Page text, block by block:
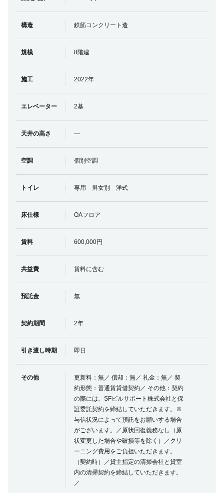
構造 鉄筋コンクリート造
規模 8階建
施工 2022年
エレベーター 2基
天井の高さ ―
空調 個別空調
トイレ 専用 男女別 洋式
床仕様 OAフロア
賃料 600,000円
共益費 賃料に含む
預託金 無
契約期間 2年
引き渡し時期 即日
その他
更新料：無／ 償却：無／ 礼金：無／ 契
約形態：普通賃貸借契約／ その他：契約
の際には、SFビルサポート株式会社と保
証委託契約を締結していただきます。※
与信状況によって預託をお願いする場合
がございます。／原状回復義務なし（原
状変更した場合や破損等を除く）／クリ
ーニング費用をご負担いただきます。
（契約時）／貸主指定の清掃会社と貸室
内の清掃契約を締結していただきます。
／